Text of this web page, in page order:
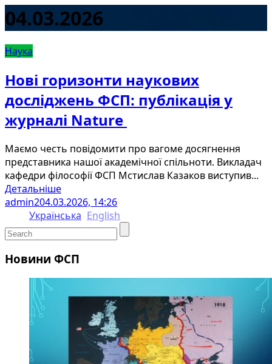
04.03.2026
Наука
Нові горизонти наукових
досліджень ФСП: публікація у
журналі Nature
​Маємо честь повідомити про вагоме досягнення
представника нашої академічної спільноти. Викладач
кафедри філософії ФСП Мстислав Казаков виступив...
Детальніше
admin204.03.2026, 14:26
Українська English
Новини ФСП